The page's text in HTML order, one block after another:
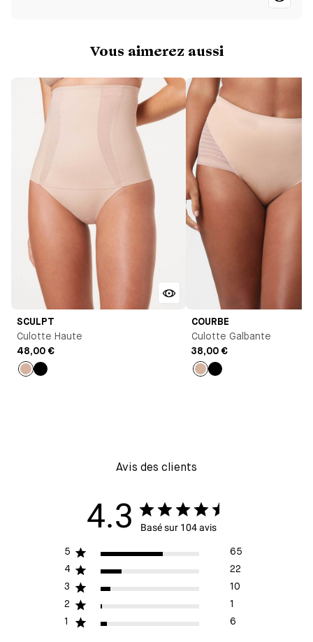
Vous aimerez aussi
SCULPT
Culotte Haute
48,00 €
COURBE
Culotte Galbante
38,00 €
Avis des clients
4.3 Basé sur 104 avis
5
65
4
22
3
10
2
1
1
6